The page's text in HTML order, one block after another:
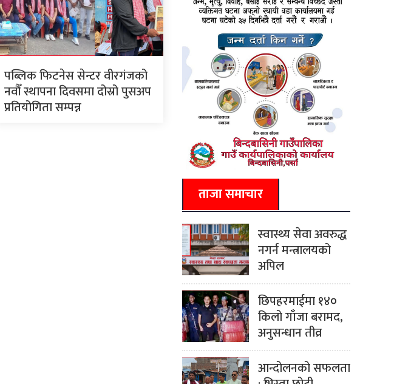
पब्लिक फिटनेस सेन्टर वीरगंजको
नवौँ स्थापना दिवसमा दोस्रो पुसअप
प्रतियोगिता सम्पन्न
ताजा समाचार
स्वास्थ्य सेवा अवरुद्ध
नगर्न मन्त्रालयको
अपिल
छिपहरमाईमा १४०
किलो गाँजा बरामद,
अनुसन्धान तीव्र
आन्दोलनको सफलता